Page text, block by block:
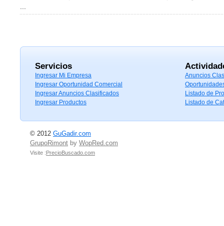
Servicios
Ingresar Mi Empresa
Ingresar Oportunidad Comercial
Ingresar Anuncios Clasificados
Ingresar Productos
Anuncios
Listado de
Listado de
© 2012 GuGadir.com
GrupoRimont by WopRed.com
Visite :PrecioBuscado.com